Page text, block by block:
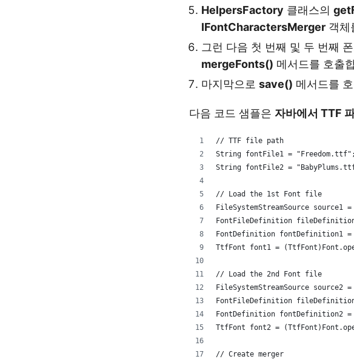
HelpersFactory 클래스의
IFontCharactersMerger 객체
그런 다음 첫 번째 및 두 번째
mergeFonts() 메서드를 호출
마지막으로 save() 메서드를
다음 코드 샘플은 자바에서 TTF
// TTF file path
String fontFile1 = "Freedom.ttf";
String fontFile2 =
// Load the 1st Font file
FileSystemStreamSource source1
FontFileDefinition
FontDefinition fontDefinition1
TtfFont font1 =
// Load the 2nd Font file
FileSystemStreamSource source2
FontFileDefinition
FontDefinition fontDefinition2
TtfFont font2 =
// Create merger